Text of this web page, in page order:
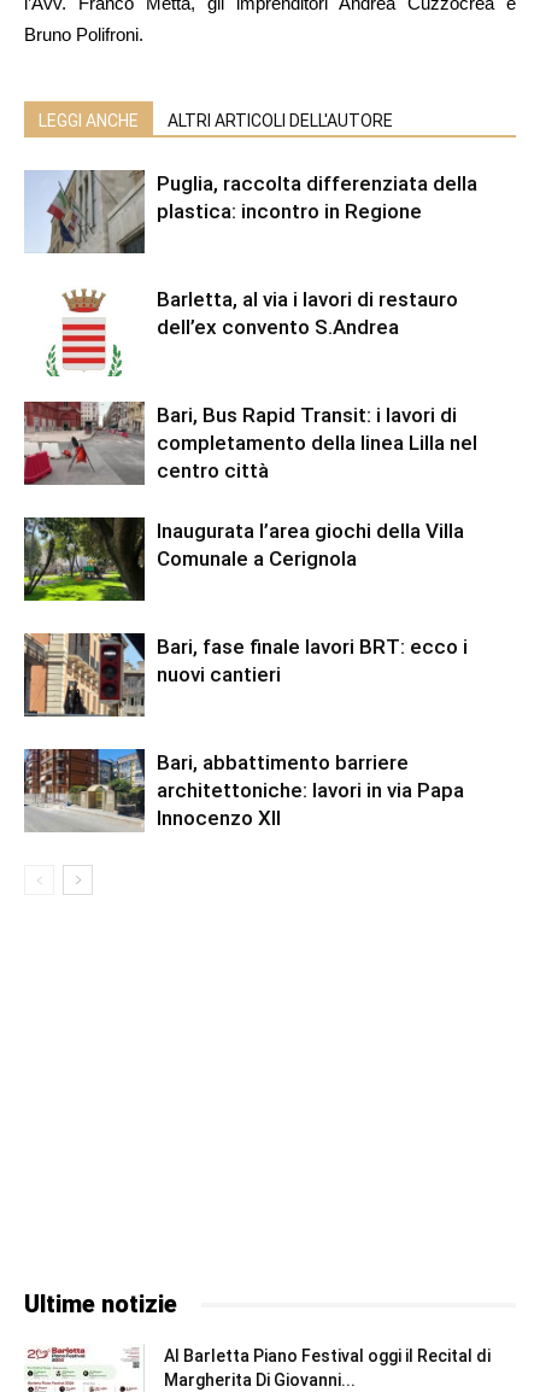
Bruno Polifroni.
LEGGI ANCHE ALTRI ARTICOLI DELL'AUTORE
Puglia, raccolta differenziata della
plastica: incontro in Regione
Barletta, al via i lavori di restauro
dell’ex convento S.Andrea
Bari, Bus Rapid Transit: i lavori di
completamento della linea Lilla nel
centro città
Inaugurata l’area giochi della Villa
Comunale a Cerignola
Bari, fase finale lavori BRT: ecco i
nuovi cantieri
Bari, abbattimento barriere
architettoniche: lavori in via Papa
Innocenzo XII
Ultime notizie
Al Barletta Piano Festival oggi il Recital di
Margherita Di Giovanni...